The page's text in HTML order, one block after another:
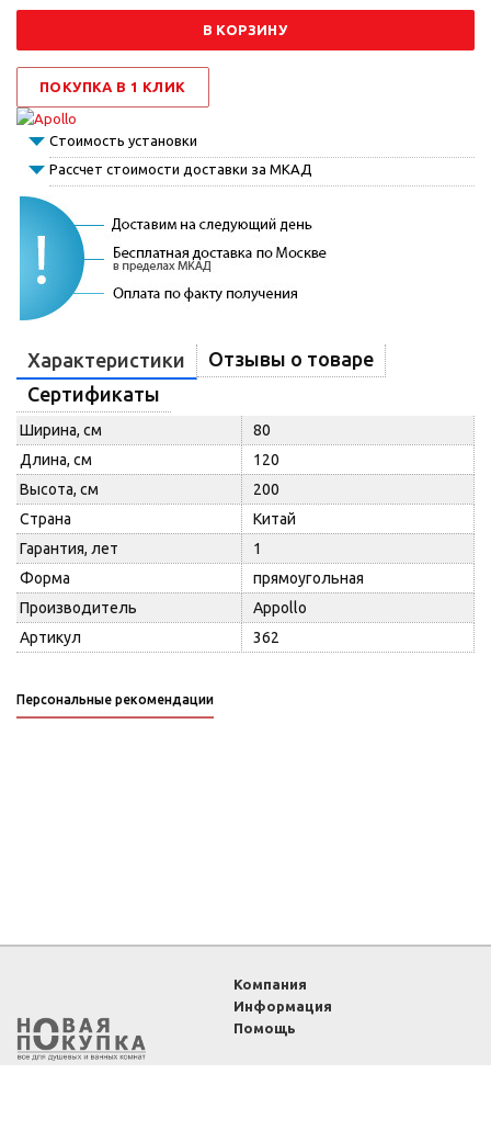
В КОРЗИНУ
ПОКУПКА В 1 КЛИК
Стоимость установки
Рассчет стоимости доставки за МКАД
Характеристики
Отзывы о товаре
Сертификаты
Ширина, см
80
Длина, см
120
Высота, см
200
Страна
Китай
Гарантия, лет
1
Форма
прямоугольная
Производитель
Appollo
Артикул
362
Персональные рекомендации
Компания
Информация
Помощь